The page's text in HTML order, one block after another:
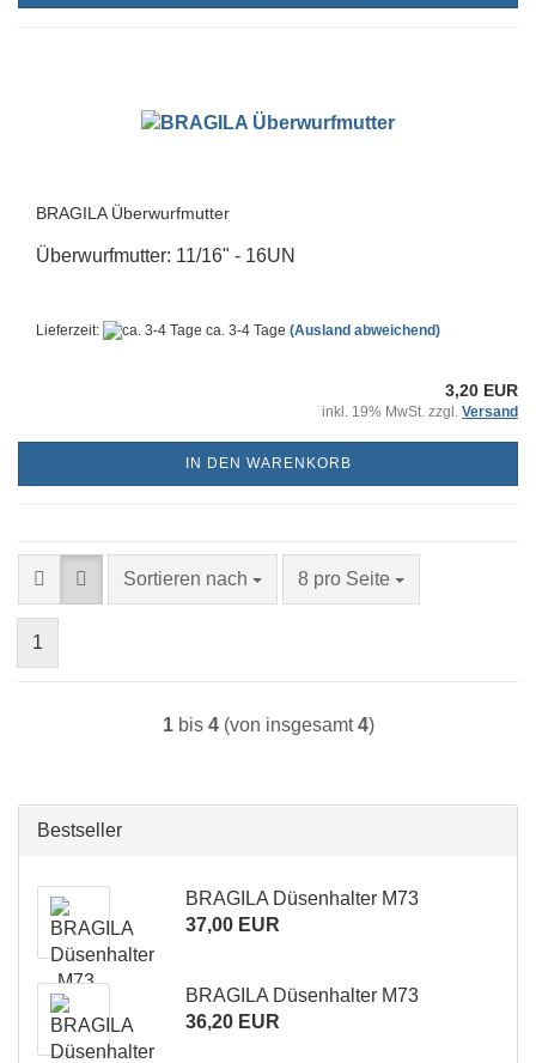
BRAGILA Überwurfmutter
Überwurfmutter: 11/16" - 16UN
Lieferzeit: ca. 3-4 Tage (Ausland abweichend)
3,20 EUR
inkl. 19% MwSt. zzgl. Versand
IN DEN WARENKORB
Sortieren nach
Sortieren nach 8 pro Seite
pro Seite
1
1bis 4(von insgesamt4)
Bestseller
BRAGILA Düsenhalter M73
37,00 EUR
BRAGILA Düsenhalter M73
36,20 EUR